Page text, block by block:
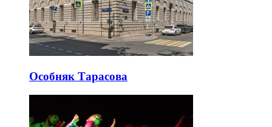
Особняк Тарасова